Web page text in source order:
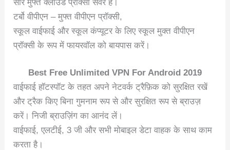
सारे मुफ्त क्लाउड प्रॉक्सी सर्वर हैं।
टर्बो वीपीएन – मुफ्त वीपीएन प्रॉक्सी,
स्कूल वाईफाई और स्कूल कंप्यूटर के लिए स्कूल मुक्त वीपीएन
प्रॉक्सी के रूप में फायरवॉल को बायपास करें।
Best Free Unlimited VPN For Android 2019
वाईफाई हॉटस्पॉट के तहत अपने नेटवर्क ट्रैफ़िक को सुरक्षित रखें
और ट्रैक किए बिना गुमनाम रूप से और सुरक्षित रूप से ब्राउज़
करें। निजी ब्राउज़िंग का आनंद लें।
वाईफाई, एलटीई, 3 जी और सभी मोबाइल डेटा वाहक के साथ काम
करता है।